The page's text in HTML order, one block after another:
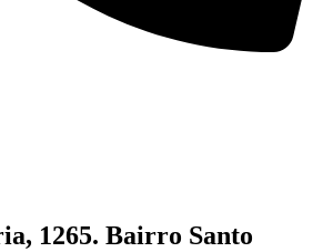
1265. Bairro Santo